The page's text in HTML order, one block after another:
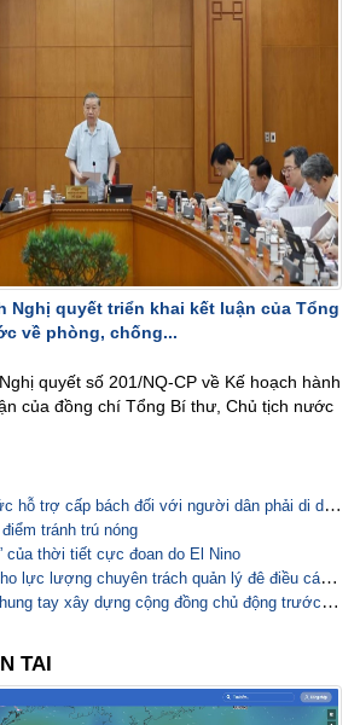
Nghị quyết triển khai kết luận của Tổng
về phòng, chống...
quyết số 201/NQ-CP về Kế hoạch hành
của đồng chí Tổng Bí thư, Chủ tịch nước
Lào Cai ban hành mức hỗ trợ cấp bách đối với người dân phải di dời khẩn cấp khỏi vùng thiên tai
tránh trú nóng
của thời tiết cực đoan do El Nino
Nâng cao năng lực cho lực lượng chuyên trách quản lý đê điều các tỉnh/TP có đê từ cấp III đến cấp...
Acecook Việt Nam chung tay xây dựng cộng đồng chủ động trước thiên tai
TAI